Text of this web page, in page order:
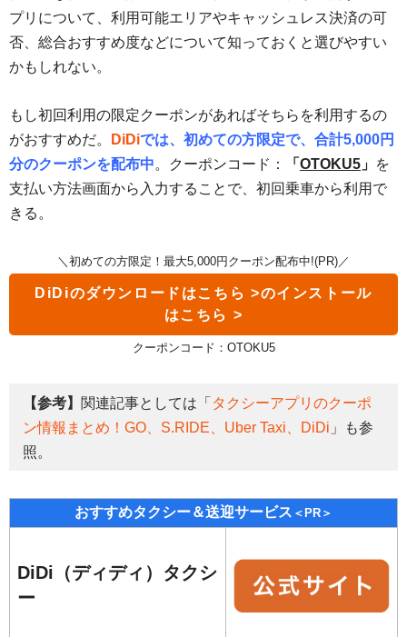
プリについて、利用可能エリアやキャッシュレス決済の可
否、総合おすすめ度などについて知っておくと選びやすい
かもしれない。
もし初回利用の限定クーポンがあればそちらを利用するの
がおすすめだ。
DiDiでは、初めての方限定で、合計5,000円
分のクーポンを配布中。クーポンコード： 「 OTOKU5 」 を
支払い方法画面から入力することで、初回乗車から利用で
きる。
＼初めての方限定！最大5,000円クーポン配布中!(PR)／
DiDiのダウンロードはこちら >
クーポンコード：OTOKU5
【参考】 関連記事としては「 タクシーアプリのクーポ
ン情報まとめ！GO、S.RIDE、Uber Taxi、DiDi 」も参
照。
おすすめタクシー＆送迎サービス ＜PR＞
DiDi（ディディ）タクシ
ー